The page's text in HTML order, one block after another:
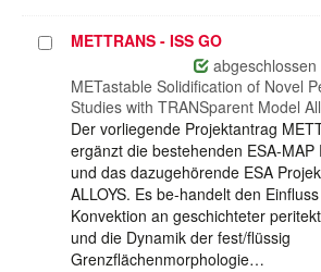
ProjektMETTRANS - ISS GO
abgeschlossen
METastable Solidification of Novel
Studies with TRANSparent Model
Der vorliegende Projektantrag
ergänzt die bestehenden ESA-MAP
und das dazugehörende ESA
ALLOYS. Es be-handelt den
Konvektion an geschichteter
und die Dynamik der fest/flüssig
Grenzflächenmorphologie…